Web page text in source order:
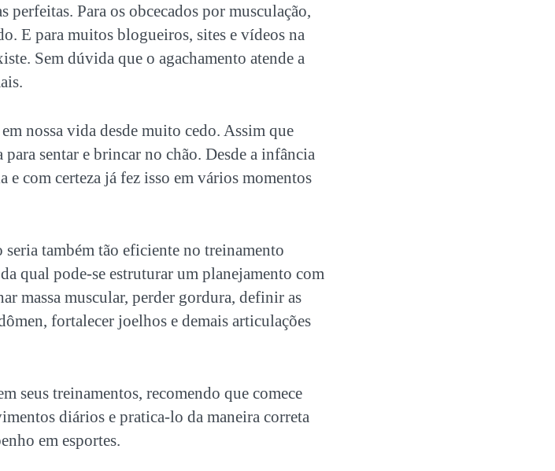
perfeitas. Para os obcecados por musculação,
E para muitos blogueiros, sites e vídeos na
Sem dúvida que o agachamento atende a
nossa vida desde muito cedo. Assim que
sentar e brincar no chão. Desde a infância
e com certeza já fez isso em vários momentos
também tão eficiente no treinamento
qual pode-se estruturar um planejamento com
massa muscular, perder gordura, definir as
fortalecer joelhos e demais articulações
seus treinamentos, recomendo que comece
diários e pratica-lo da maneira correta
em esportes.